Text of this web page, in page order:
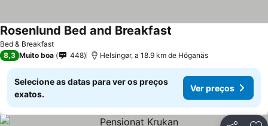
Bed & Breakfast
Rosenlund Bed and Breakfast
8,3 Muito boa 448 Helsingør, a 18.9 km de Höganäs
Selecione as datas para ver os preços
exatos.
Ver preços